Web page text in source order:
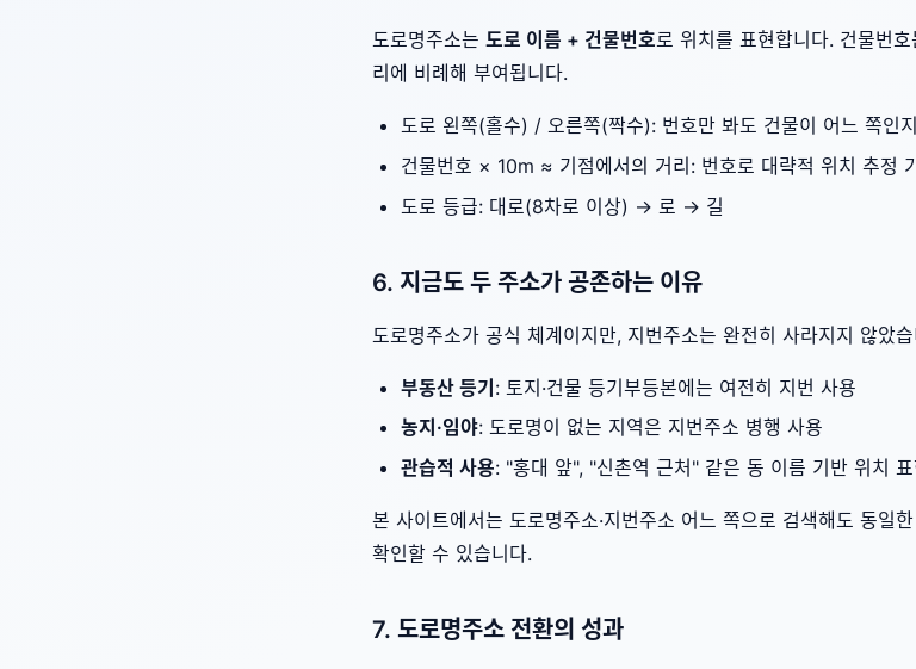
도로명주소는 도로 이름 + 건물번호로 위치를 표현합니다. 건물번
리에 비례해 부여됩니다.
도로 왼쪽(홀수) / 오른쪽(짝수): 번호만 봐도 건물이 어느 쪽인
건물번호 × 10m ≈ 기점에서의 거리: 번호로 대략적 위치 추정
도로 등급: 대로(8차로 이상) → 로 → 길
6. 지금도 두 주소가 공존하는 이유
도로명주소가 공식 체계이지만, 지번주소는 완전히 사라지지 않았
부동산 등기: 토지·건물 등기부등본에는 여전히 지번 사용
농지·임야: 도로명이 없는 지역은 지번주소 병행 사용
관습적 사용: "홍대 앞", "신촌역 근처" 같은 동 이름 기반 위치
본 사이트에서는 도로명주소·지번주소 어느 쪽으로 검색해도 동일
확인할 수 있습니다.
7. 도로명주소 전환의 성과